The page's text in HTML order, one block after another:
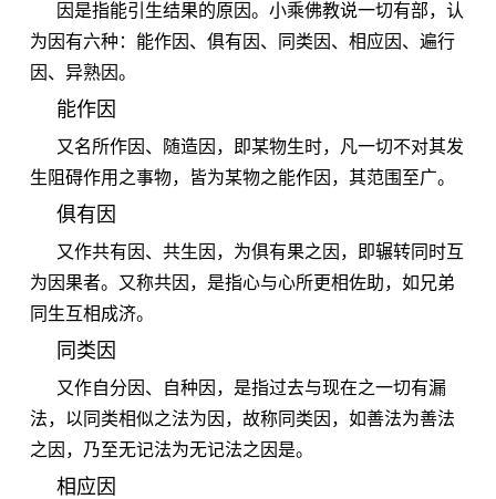
因是指能引生结果的原因。小乘佛教说一切有部，认
为因有六种：能作因、俱有因、同类因、相应因、遍行
因、异熟因。
能作因
又名所作因、随造因，即某物生时，凡一切不对其发
生阻碍作用之事物，皆为某物之能作因，其范围至广。
俱有因
又作共有因、共生因，为俱有果之因，即辗转同时互
为因果者。又称共因，是指心与心所更相佐助，如兄弟
同生互相成济。
同类因
又作自分因、自种因，是指过去与现在之一切有漏
法，以同类相似之法为因，故称同类因，如善法为善法
之因，乃至无记法为无记法之因是。
相应因